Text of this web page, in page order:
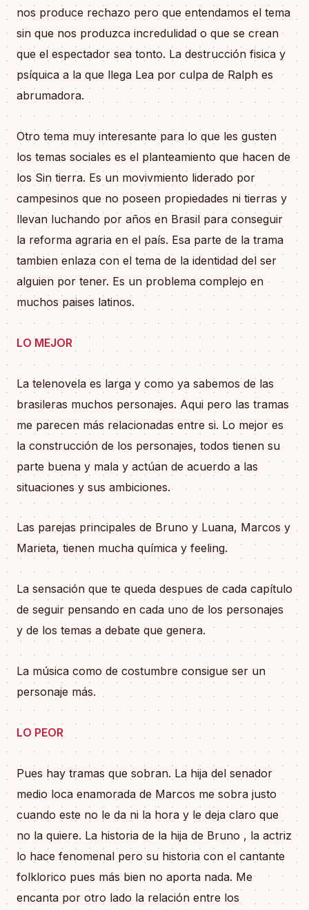
nos produce rechazo pero que entendamos el tema
sin que nos produzca incredulidad o que se crean
que el espectador sea tonto. La destrucción fisica y
psíquica a la que llega Lea por culpa de Ralph es
abrumadora.
Otro tema muy interesante para lo que les gusten
los temas sociales es el planteamiento que hacen de
los Sin tierra. Es un movivmiento liderado por
campesinos que no poseen propiedades ni tierras y
llevan luchando por años en Brasil para conseguir
la reforma agraria en el país. Esa parte de la trama
tambien enlaza con el tema de la identidad del ser
alguien por tener. Es un problema complejo en
muchos paises latinos.
LO MEJOR
La telenovela es larga y como ya sabemos de las
brasileras muchos personajes. Aqui pero las tramas
me parecen más relacionadas entre si. Lo mejor es
la construcción de los personajes, todos tienen su
parte buena y mala y actúan de acuerdo a las
situaciones y sus ambiciones.
Las parejas principales de Bruno y Luana, Marcos y
Marieta, tienen mucha química y feeling.
La sensación que te queda despues de cada capítulo
de seguir pensando en cada uno de los personajes
y de los temas a debate que genera.
La música como de costumbre consigue ser un
personaje más.
LO PEOR
Pues hay tramas que sobran. La hija del senador
medio loca enamorada de Marcos me sobra justo
cuando este no le da ni la hora y le deja claro que
no la quiere. La historia de la hija de Bruno , la actriz
lo hace fenomenal pero su historia con el cantante
folklorico pues más bien no aporta nada. Me
encanta por otro lado la relación entre los